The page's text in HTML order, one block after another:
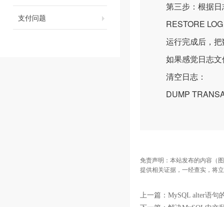
支付问题
第三步：根据日
RESTORE LOG
运行完成后，把
如果感觉日志文
清空日志：
DUMP
免责声明：本站发布的内容（
提供相关证据，一经查实，将
上一篇： MySQL alter语句